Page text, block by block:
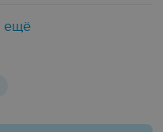
ещё